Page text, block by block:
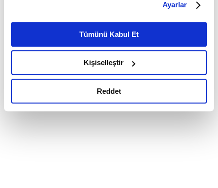
belirleyebilirsiniz. Çerezlere ilişkin detaylı bilgi için
Ayarlar butonuna tıklayabilir,Çerez Bilgilendirme
Metnimizi ziyaret edebilirsiniz.
6698 sayılı Kişisel Verilerin Korunması Kanunu uyarınca
okumak ve sitemizi ziyaretiniz kapsamında
gerçekleştirilen veri işleme faaliyetleri ile ilgili daha
detaylı bilgi almak için lütfentıklayınız.
Ayarlar
Tümünü Kabul Et
Kişiselleştir
Reddet